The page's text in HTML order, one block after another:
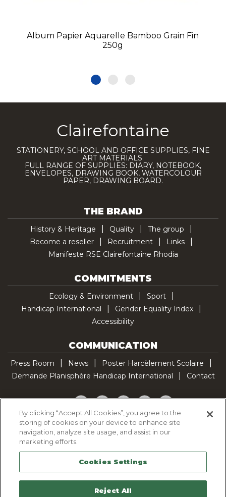
Album Papier Aquarelle Bamboo Grain Fin
250g
Clairefontaine
STATIONERY, SCHOOL AND OFFICE SUPPLIES, FINE
ART MATERIALS.
FULL RANGE OF SUPPLIES: DIARY, NOTEBOOK,
ENVELOPES, DRAWING BOOK, WATERCOLOUR
PAPER, DRAWING BOARD.
THE BRAND
History & Heritage Quality
The group
Become a reseller
Recruitment
Links
Manifeste RSE Clairefontaine Rhodia
COMMITMENTS
Ecology & Environment
Sport
Handicap International
Gender Equality Index
Accessibility
COMMUNICATION
Press Room News
Poster Harcèlement Scolaire
Demande Planisphère Handicap International
Contact
Facebook
TwitterYouTubePinterestTikTok
Cookie Policy
Legal Notice
Sitemap
Contactez-nous
By clicking “Accept All Cookies”, you agree to the
storing of cookies on your device to enhance site
navigation, analyze site usage, and assist in our
marketing efforts.
Cookies Settings
Reject All